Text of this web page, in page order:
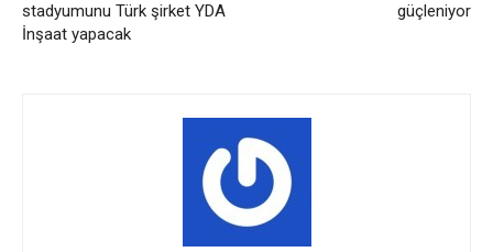
stadyumunu Türk şirket YDA
İnşaat yapacak
güçleniyor